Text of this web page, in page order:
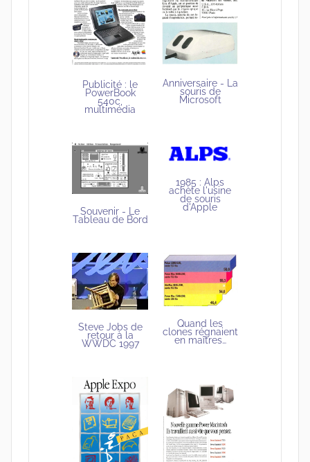
Publicité : le
PowerBook
540c,
multimédia
Anniversaire - La
souris de
Microsoft
Souvenir - Le
Tableau de Bord
1985 : Alps
achète l'usine
de souris
d'Apple
Steve Jobs de
retour à la
WWDC 1997
Quand les
clones régnaient
en maîtres…